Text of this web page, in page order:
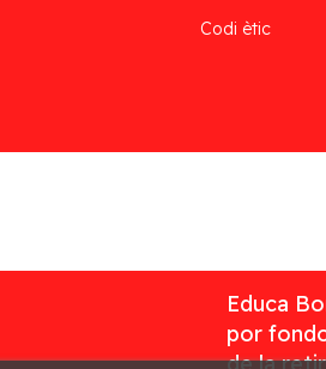
Codi ètic
Educa
por